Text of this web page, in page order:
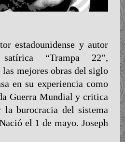
estadounidense y autor
“Trampa 22”,
las mejores obras del siglo
en su experiencia como
Guerra Mundial y critica
burocracia del sistema
el 1 de mayo. Joseph